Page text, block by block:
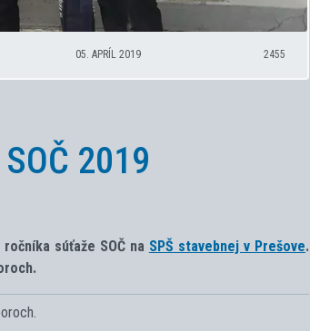
05. APRÍL 2019 2455
2019
súťaže SOČ na SPŠ stavebnej v Prešove.